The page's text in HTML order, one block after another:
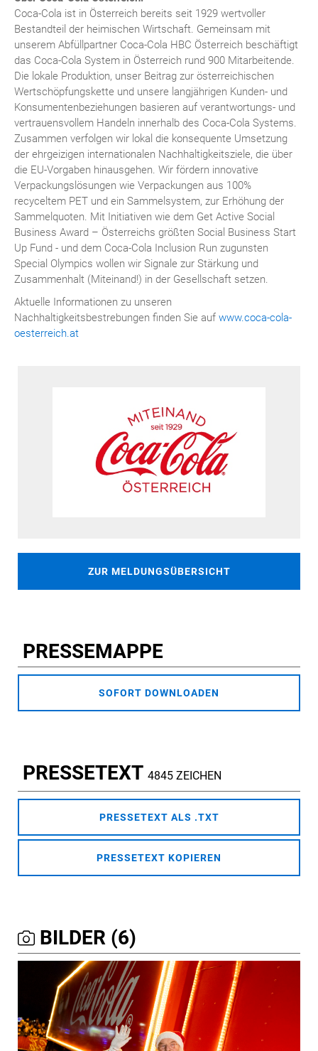
Coca-Cola ist in Österreich bereits seit 1929 wertvoller
Bestandteil der heimischen Wirtschaft. Gemeinsam mit
unserem Abfüllpartner Coca-Cola HBC Österreich beschäftigt
das Coca-Cola System in Österreich rund 900 Mitarbeitende.
Die lokale Produktion, unser Beitrag zur österreichischen
Wertschöpfungskette und unsere langjährigen Kunden- und
Konsumentenbeziehungen basieren auf verantwortungs- und
vertrauensvollem Handeln innerhalb des Coca-Cola Systems.
Zusammen verfolgen wir lokal die konsequente Umsetzung
der ehrgeizigen internationalen Nachhaltigkeitsziele, die über
die EU-Vorgaben hinausgehen. Wir fördern innovative
Verpackungslösungen wie Verpackungen aus 100%
recyceltem PET und ein Sammelsystem, zur Erhöhung der
Sammelquoten. Mit Initiativen wie dem Get Active Social
Business Award – Österreichs größten Social Business Start
Up Fund - und dem Coca-Cola Inclusion Run zugunsten
Special Olympics wollen wir Signale zur Stärkung und
Zusammenhalt (Miteinand!) in der Gesellschaft setzen.
Aktuelle Informationen zu unseren
Nachhaltigkeitsbestrebungen finden Sie auf www.coca-cola-
oesterreich.at
ZUR MELDUNGSÜBERSICHT
PRESSEMAPPE
SOFORT DOWNLOADEN
PRESSETEXT 4845 ZEICHEN
PRESSETEXT ALS .TXT
PRESSETEXT KOPIEREN
BILDER (6)